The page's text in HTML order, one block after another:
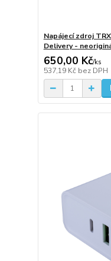
Napájecí zdroj
Delivery -
650,00 Kč/ks
537,19 Kč bez DPH